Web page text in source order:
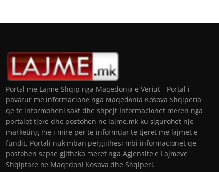
Portal me Lajme Shqip nga Maqedonia e Veriut - Portal i
pavarur me informacione nga Maqedonia Kosova Shqiperia
qe te informoheni sakt dhe shpejt Informacionet meren nga
portalet tjere dhe postohen ne lajme.mk ku sigurohet nje
marketing me i mire per te informuar te tjeret me lajmet e
fundit. Portali nuk mban pergjithesi mbi informacionet qe
postohen sepse gjithcka meret nga Agjensite e Lajmeve
Shqiptare ne Maqedoni Kosova dhe Shqiperi.